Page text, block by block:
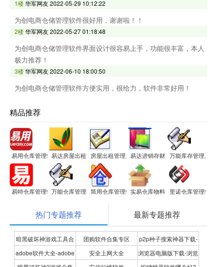
1楼华军网友2022-05-29 10:12:22
为创电商仓储管理软件很好用，谢谢啦！！
2楼华军网友2022-05-27 01:18:48
为创电商仓储管理软件界面设计很容易上手，功能很丰富，本人
极力推荐！
3楼华军网友2022-06-10 18:00:50
为创电商仓储管理软件方便实用，很给力，软件非常好用！
精品推荐
易用仓库管理软件免费版易达房屋出租管理系统软件房屋出租管理系统软件易达进销存财务管理系统软件
万能库存管理系统
易特仓库管理软件生产版
万能仓库管理软件简用仓库管理软件实易仓库物料管理系统里诺仓库管理软件
热门专题推荐 最新专题推荐
暗黑破坏神游戏工具合
集
团购软件合集专区
p2p种子搜索神器下载-
P2P种子搜索神器专题
adobe软件大全-adobe
安全上网大全
浏览器电脑版下载-浏览